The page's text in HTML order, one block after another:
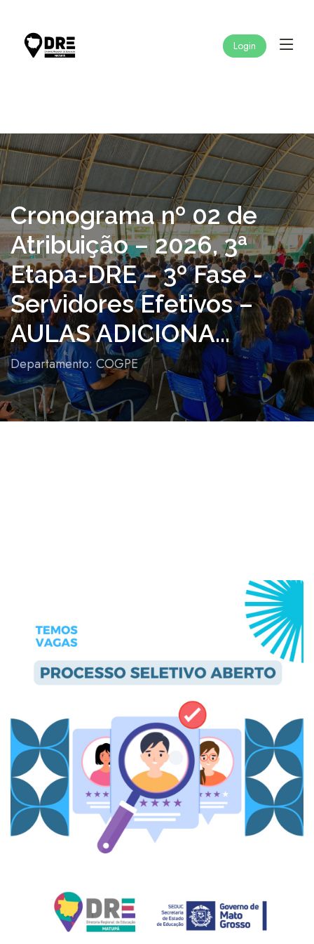
Login
Cronograma nº 02 de
Atribuição – 2026, 3ª
Etapa-DRE – 3º Fase -
Servidores Efetivos –
AULAS ADICIONA...
Departamento: COGPE